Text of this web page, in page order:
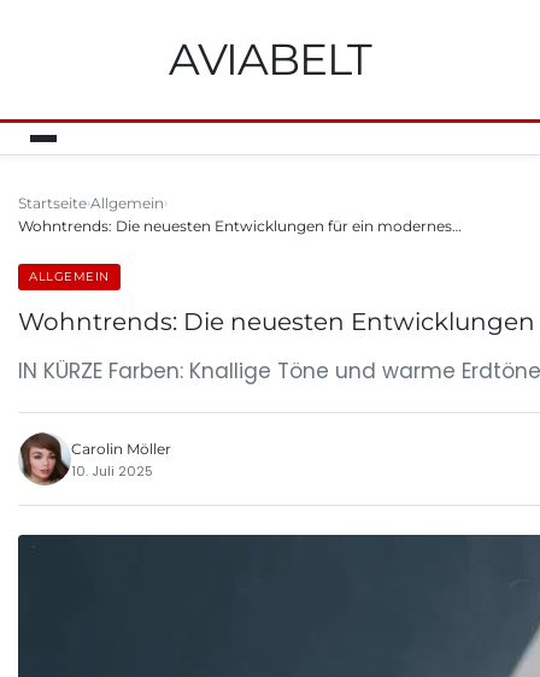
AVIABELT
Startseite Allgemein
Wohntrends: Die neuesten Entwicklungen für ein modernes…
ALLGEMEIN
Wohntrends: Die neuesten
IN KÜRZE Farben: Knallige Töne und warme
Carolin Möller
10. Juli 2025